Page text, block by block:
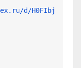
d/H0FIbj